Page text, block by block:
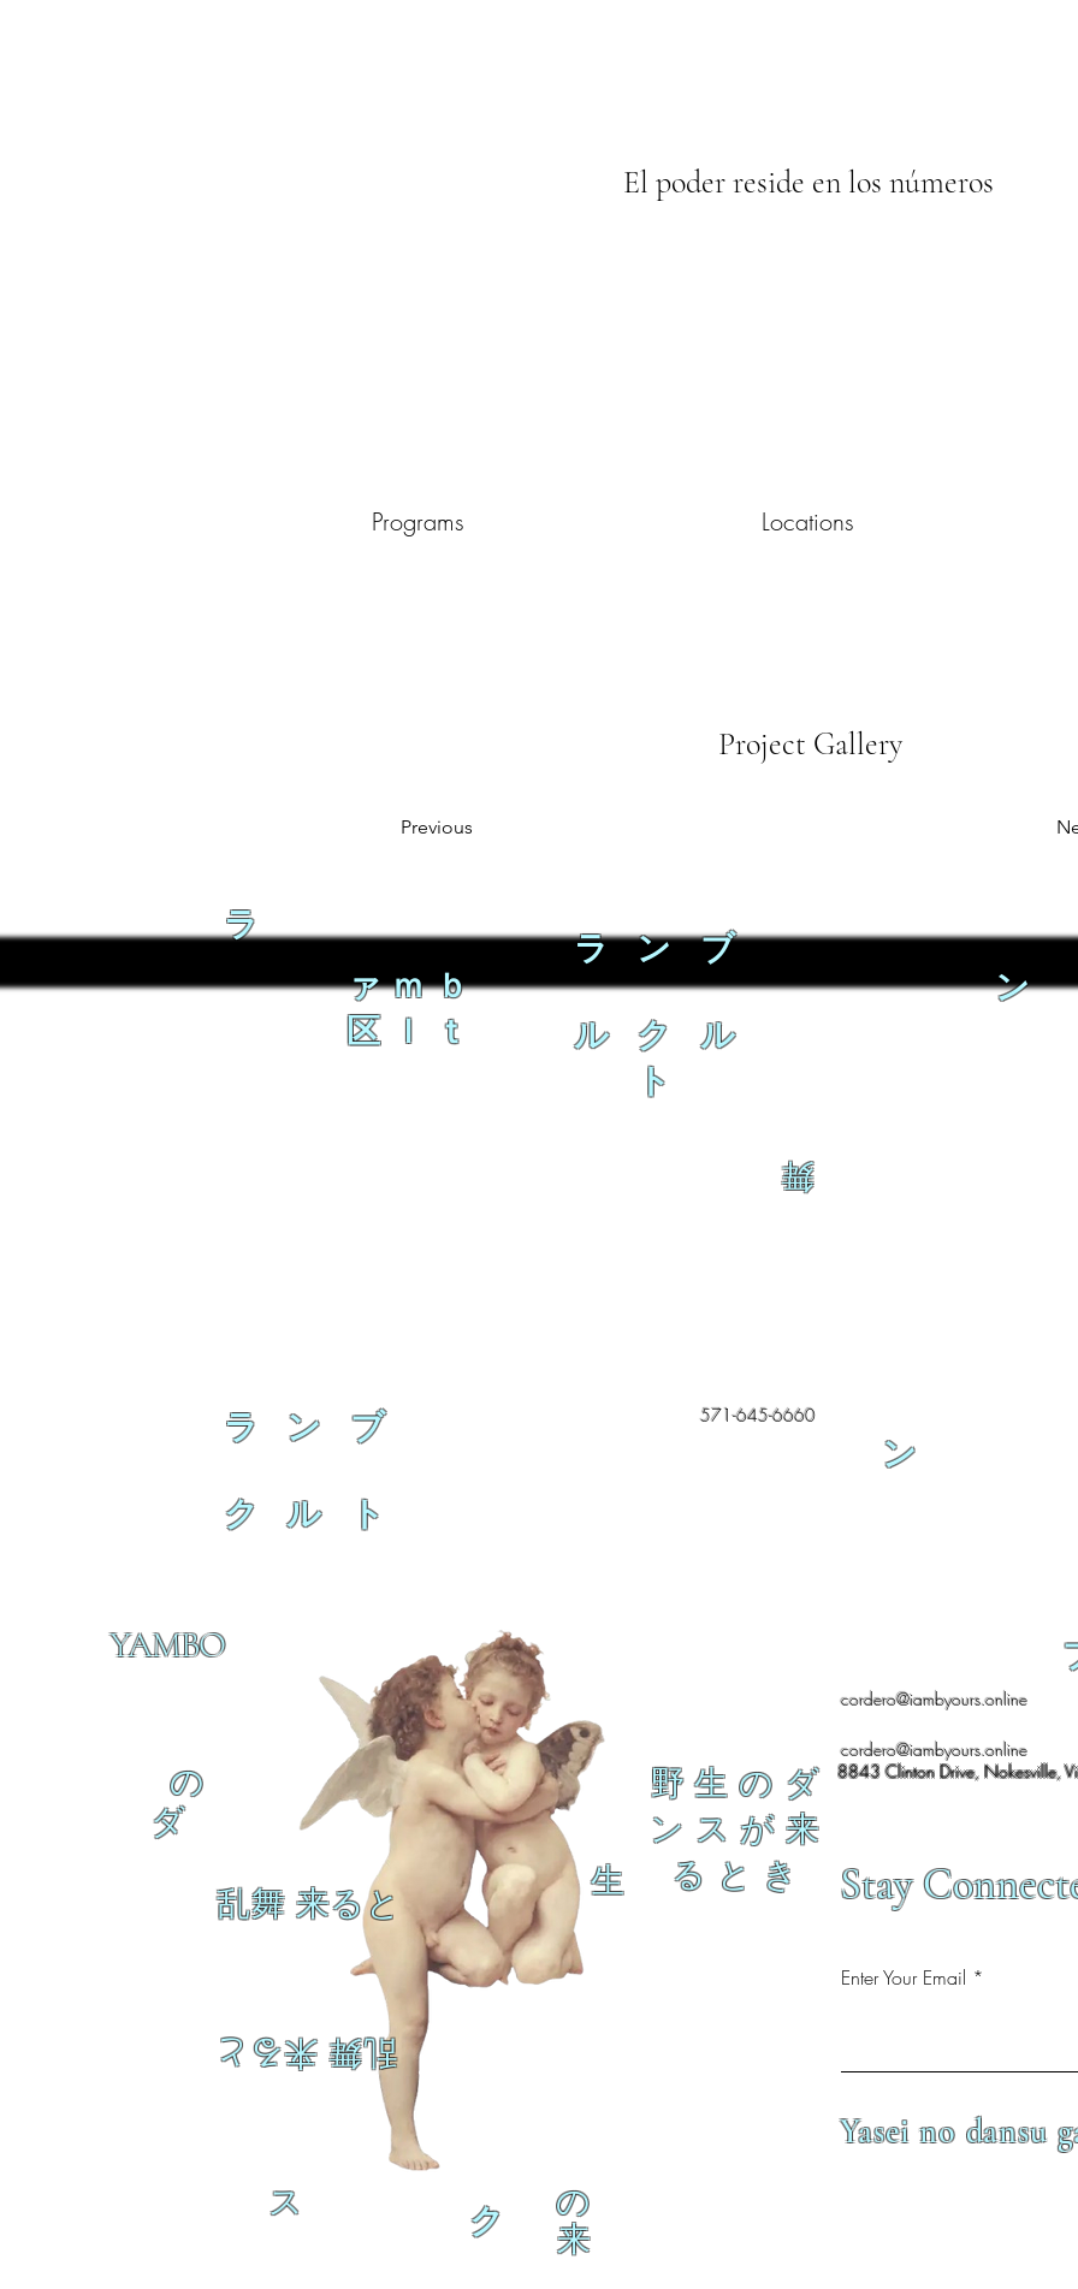
El poder reside en los números
Programs Locations
Project Gallery
Previous
ラ
ァｍｂ
区ｌｔ
ラ ン ブ
ル ク ル
ト
舞
ン
YAMBO
乱舞 来ると
乱舞 来ると
ク
生
の
ダ
ス
の
来
cordero@iambyours.online
cordero@iambyours.online
野 生 の ダ
ン ス が 来
る と き
8843 Clinton Drive, Nokesville,
Stay
Enter Your Email
Yasei no dansu
ラ ン ブ
ク ル ト
ン
571-645-6660